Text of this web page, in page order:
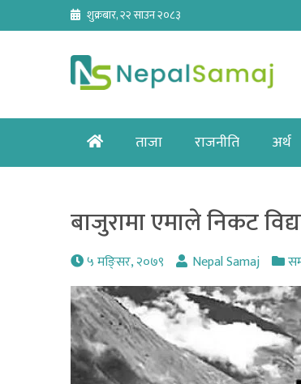
content
शुक्रबार, २२ साउन २०८३
Homeताजा राजनीति अर्थ
बाजुरामा एमाले निकट
५ मङि्सर, २०७९ Nepal Samaj